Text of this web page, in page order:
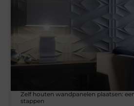
Zelf houten wandpanelen plaatsen:
stappen